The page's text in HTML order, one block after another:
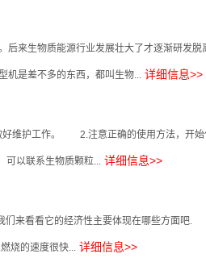
来生物质能源行业发展壮大了才逐渐研发脱
是差不多的东西，都叫生物... 详细信息>>
维护工作。 2.注意正确的使用方法，开始
以联系生物质颗粒... 详细信息>>
们来看看它的经济性主要体现在哪些方面
烧的速度很快... 详细信息>>